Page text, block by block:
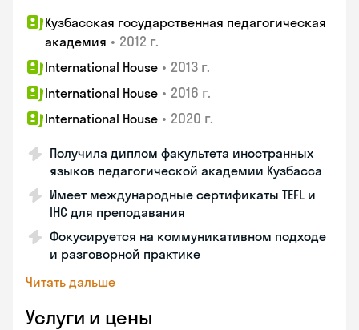
Кузбасская государственная педагогическая
академия • 2012 г.
International House • 2013 г.
International House • 2016 г.
International House • 2020 г.
Получила диплом факультета иностранных
языков педагогической академии Кузбасса
Имеет международные сертификаты TEFL и
IHC для преподавания
Фокусируется на коммуникативном подходе
и разговорной практике
Читать дальше
Услуги и цены